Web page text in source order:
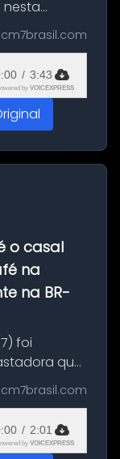
nesta
o prazo
cm7brasil.com
/ 3:43
by VOICEXPRESS
o casal
na
na BR-
foi
que
jovens na
passeio
cm7brasil.com
/ 2:01
by VOICEXPRESS